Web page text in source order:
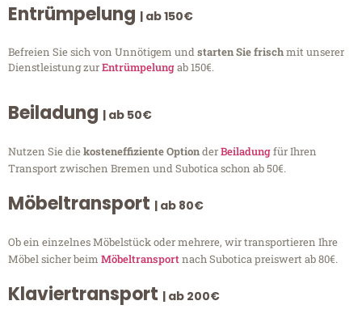
Entrümpelung | ab 150€
Befreien Sie sich von Unnötigem undstarten Sie frischmit unserer
Dienstleistung zurEntrümpelungab 150€.
Beiladung | ab 50€
Nutzen Sie diekosteneffiziente OptionderBeiladungfür Ihren
Transport zwischen Bremen und Subotica schon ab 50€.
Möbeltransport | ab 80€
Ob ein einzelnes Möbelstück oder mehrere, wir transportieren Ihre
Möbel sicher beim Möbeltransportnach Subotica preiswert ab 80€.
Klaviertransport | ab 200€